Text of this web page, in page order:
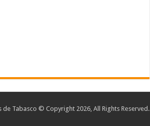
Tabasco © Copyright 2026, All Rights Reserved.